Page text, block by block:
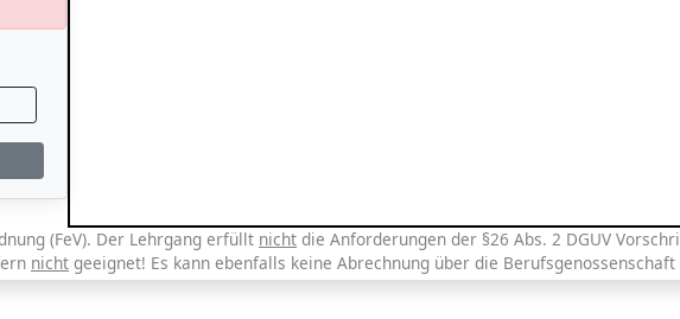
(FeV). Der Lehrgang erfüllt nicht die Anforderungen der §26 Abs. 2 DGUV
nicht geeignet! Es kann ebenfalls keine Abrechnung über die